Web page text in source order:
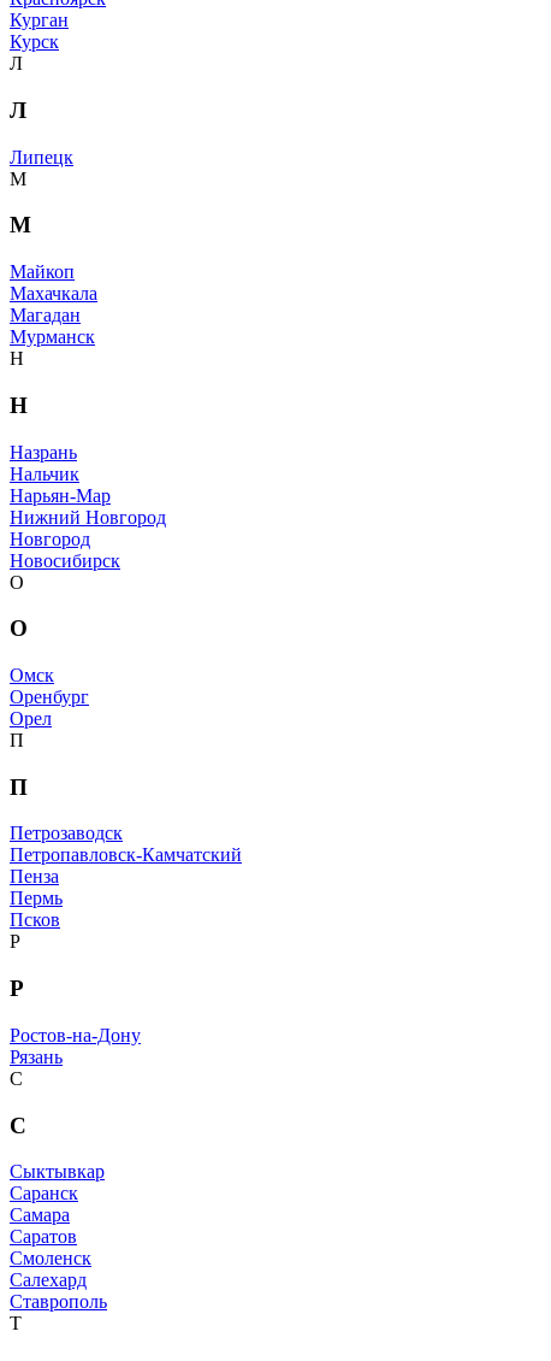
Курган
Курск
Л
Л
Липецк
М
М
Майкоп
Махачкала
Магадан
Мурманск
Н
Н
Назрань
Нальчик
Нарьян-Мар
Нижний Новгород
Новгород
Новосибирск
О
О
Омск
Оренбург
Орел
П
П
Петрозаводск
Петропавловск-Камчатский
Пенза
Пермь
Псков
Р
Р
Ростов-на-Дону
Рязань
С
С
Сыктывкар
Саранск
Самара
Саратов
Смоленск
Салехард
Ставрополь
Т